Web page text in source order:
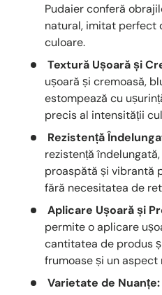
Pudaier conferă
natural, imitat perfect
culoare.
Textură Ușoară și
ușoară și cremoasă,
estompează cu
precis al intensității
Rezistență
rezistență
proaspătă și vibrantă
fără necesitatea de
Aplicare Ușoară și
permite o aplicare
cantitatea de produs
frumoase și un aspect
Varietate de Nuanțe: